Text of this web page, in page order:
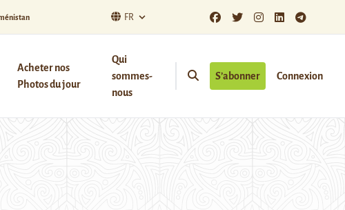
FR
Acheter nos
Photos du jour
Qui
sommes-
nous
S’abonner Connexion